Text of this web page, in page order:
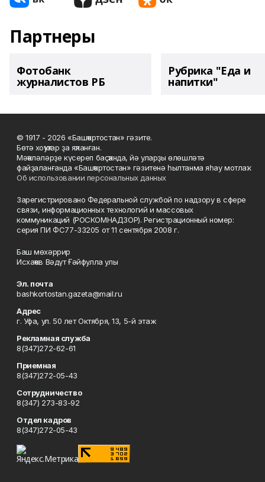
Партнеры
Фотобанк
журналистов РБ
Рубрика "Еда и
напитки"
© 1917 - 2026 «Башҡортостан» гәзите.
Бөтә хоҡуҡтар ҙа яҡланған.
Мәҡәләләрҙе күсереп баҫҡанда, йә уларҙы өлөшләтә
файҙаланғанда «Башҡортостан» гәзитенә һылтанма яһау мотлаҡ.
Об использовании персональных данных
Зарегистрировано Федеральной службой по надзору в сфере
связи, информационных технологий и массовых
коммуникаций (РОСКОМНАДЗОР). Регистрационный номер:
серия ПИ ФС77-33205 от 11 сентября 2008 г.
Баш мөхәррир
Исхаҡов Вәдүт Ғәйфулла улы
Эл. почта
bashkortostan.gazeta@mail.ru
Адрес
г. Уфа, ул. 50 лет Октября, 13, 5-й этаж
Рекламная служба
8(347)272-62-61
Приемная
8(347)272-05-43
Сотрудничество
8(347) 273-83-92
Отдел кадров
8(347)272-05-43